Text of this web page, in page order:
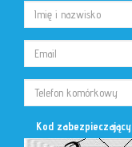
Kod zabezpieczający